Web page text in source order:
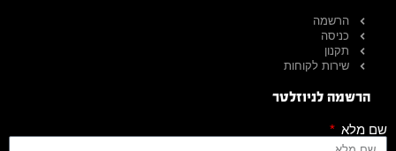
הרשמה
כניסה
תקנון
שירות לקוחות
הרשמה לניוזלטר
שם מלא